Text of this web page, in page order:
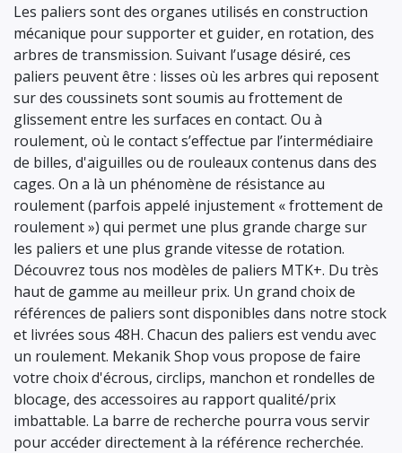
Les paliers sont des organes utilisés en construction
mécanique pour supporter et guider, en rotation, des
arbres de transmission. Suivant l’usage désiré, ces
paliers peuvent être : lisses où les arbres qui reposent
sur des coussinets sont soumis au frottement de
glissement entre les surfaces en contact. Ou à
roulement, où le contact s’effectue par l’intermédiaire
de billes, d'aiguilles ou de rouleaux contenus dans des
cages. On a là un phénomène de résistance au
roulement (parfois appelé injustement « frottement de
roulement ») qui permet une plus grande charge sur
les paliers et une plus grande vitesse de rotation.
Découvrez tous nos modèles de paliers MTK+. Du très
haut de gamme au meilleur prix. Un grand choix de
références de paliers sont disponibles dans notre stock
et livrées sous 48H. Chacun des paliers est vendu avec
un roulement. Mekanik Shop vous propose de faire
votre choix d'écrous, circlips, manchon et rondelles de
blocage, des accessoires au rapport qualité/prix
imbattable. La barre de recherche pourra vous servir
pour accéder directement à la référence recherchée.